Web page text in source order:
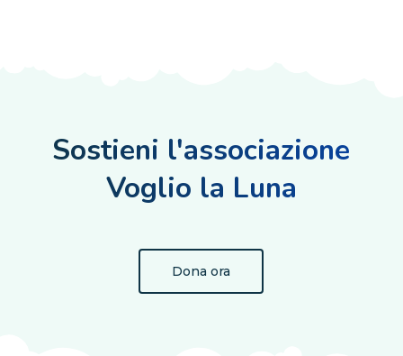
Sostieni l'associazione
Voglio la Luna
Dona ora